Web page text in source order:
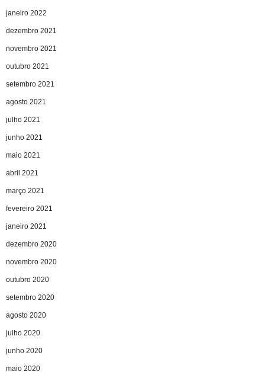
janeiro 2022
dezembro 2021
novembro 2021
outubro 2021
setembro 2021
agosto 2021
julho 2021
junho 2021
maio 2021
abril 2021
março 2021
fevereiro 2021
janeiro 2021
dezembro 2020
novembro 2020
outubro 2020
setembro 2020
agosto 2020
julho 2020
junho 2020
maio 2020